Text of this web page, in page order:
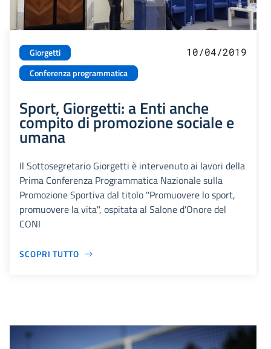
Giorgetti
Conferenza programmatica
10/04/2019
Sport, Giorgetti: a Enti anche
compito di promozione sociale e
umana
Il Sottosegretario Giorgetti è intervenuto ai lavori della
Prima Conferenza Programmatica Nazionale sulla
Promozione Sportiva dal titolo "Promuovere lo sport,
promuovere la vita", ospitata al Salone d'Onore del
CONI
SCOPRI TUTTO